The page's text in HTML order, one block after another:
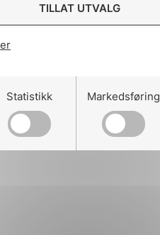
TILLAT UTVALG
Statistikk Markedsføring